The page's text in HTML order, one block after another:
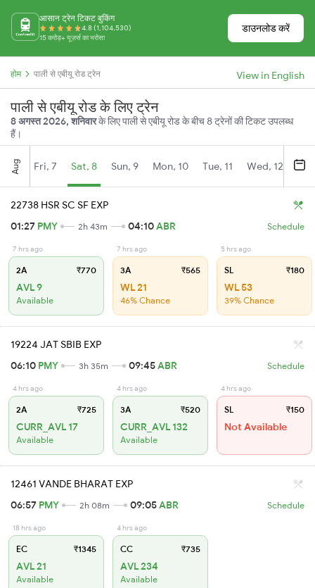
आसान ट्रेन टिकट बुकिंग
4.8 (1,104,530)
15 करोड़+ यूज़र्स का भरोसा
डाउनलोड करें
होम पाली से एबीयू रोड ट्रेन View in English
पाली से एबीयू रोड के लिए ट्रेन
8 अगस्त 2026, शनिवारके लिए पाली से एबीयू रोड के बीच 8 ट्रेनों की टिकट उपलब्ध
हैं।
Aug Fri, 7 Sat, 8 Sun, 9 Mon, 10 Tue, 11 Wed, 12
22738 HSR SC SF EXP
01:27 PMY 2h 43m 04:10ABR Schedule
7 hrs ago
2A ₹770
AVL 9
Available
7 hrs ago
3A ₹565
WL 21
46% Chance
5 hrs ago
SL ₹180
WL 53
39% Chance
19224 JAT SBIB EXP
06:10 PMY 3h 35m 09:45ABR Schedule
4 hrs ago
2A ₹725
CURR_AVL 17
Available
4 hrs ago
3A ₹520
CURR_AVL 132
Available
4 hrs ago
SL ₹150
Not Available
12461 VANDE BHARAT EXP
06:57 PMY 2h 08m 09:05ABR Schedule
18 hrs ago
EC ₹1345
AVL 21
Available
4 hrs ago
CC ₹735
AVL 234
Available